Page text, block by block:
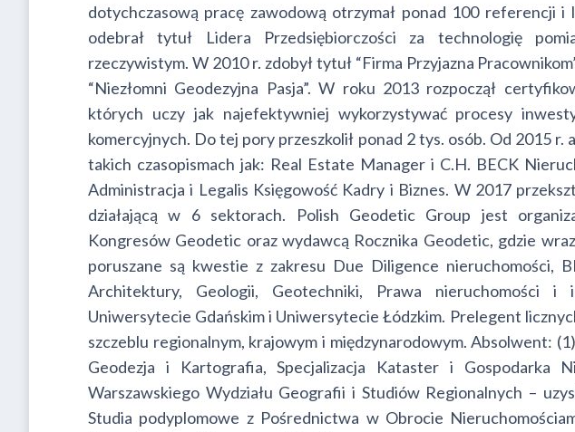
dotychczasową pracę zawodową otrzymał ponad 100 referencji i
odebrał tytuł Lidera Przedsiębiorczości za technologię
rzeczywistym. W 2010 r. zdobył tytuł “Firma Przyjazna
“Niezłomni Geodezyjna Pasja”. W roku 2013 rozpoczął
których uczy jak najefektywniej wykorzystywać procesy
komercyjnych. Do tej pory przeszkolił ponad 2 tys. osób. Od 2015
takich czasopismach jak: Real Estate Manager i C.H. BECK
Administracja i Legalis Księgowość Kadry i Biznes. W 2017
działającą w 6 sektorach. Polish Geodetic Group jest
Kongresów Geodetic oraz wydawcą Rocznika Geodetic, gdzie
poruszane są kwestie z zakresu Due Diligence nieruchomości,
Architektury, Geologii, Geotechniki, Prawa nieruchomości i
Uniwersytecie Gdańskim i Uniwersytecie Łódzkim. Prelegent
szczeblu regionalnym, krajowym i międzynarodowym. Absolwent:
Geodezja i Kartografia, Specjalizacja Kataster i Gospodarka
Warszawskiego Wydziału Geografii i Studiów Regionalnych –
Studia podyplomowe z Pośrednictwa w Obrocie